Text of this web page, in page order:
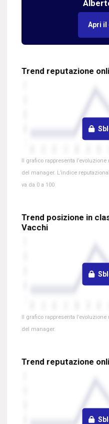
Apri il
Trend reputazione
Il grafico rappresenta
del manager. L’indice
va da 0 a 100
Trend posizione in
Vacchi
Il grafico rappresenta
del manager.
Trend reputazione